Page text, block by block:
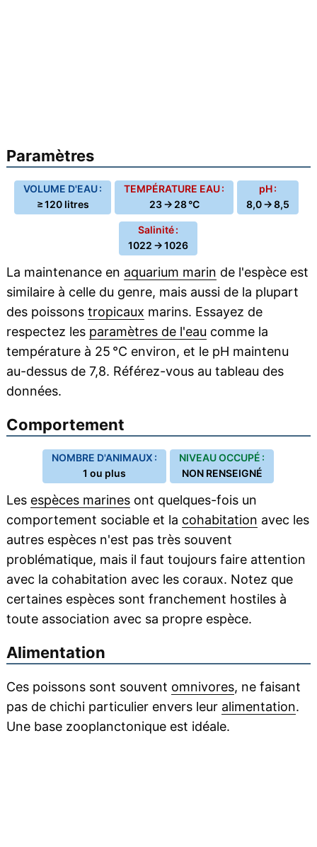
Paramètres
VOLUME D'EAU :
≥ 120 litres
TEMPÉRATURE EAU :
23 → 28 °C
pH :
8,0 → 8,5
Salinité :
1022 → 1026
La maintenance en aquarium marin de l'espèce est
similaire à celle du genre, mais aussi de la plupart
des poissons tropicaux marins. Essayez de
respectez les paramètres de l'eau comme la
température à 25 °C environ, et le pH maintenu
au-dessus de 7,8. Référez-vous au tableau des
données.
Comportement
NOMBRE D'ANIMAUX :
1 ou plus
NIVEAU OCCUPÉ :
NON RENSEIGNÉ
Les espèces marinesont quelques-fois un
comportement sociable et la cohabitation avec les
autres espèces n'est pas très souvent
problématique, mais il faut toujours faire attention
avec la cohabitation avec les coraux. Notez que
certaines espèces sont franchement hostiles à
toute association avec sa propre espèce.
Alimentation
Ces poissons sont souvent omnivores, ne faisant
pas de chichi particulier envers leur alimentation.
Une base zooplanctonique est idéale.